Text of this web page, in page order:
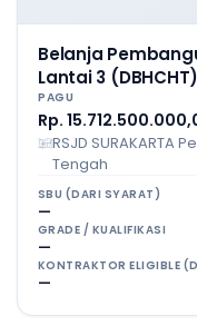
Belanja
Lantai 3
PAGU
Rp.
RSJD SURAKARTA
Tengah
SBU (DARI SYARAT)
—
GRADE / KUALIFIKASI
—
KONTRAKTOR ELIGIBLE
—